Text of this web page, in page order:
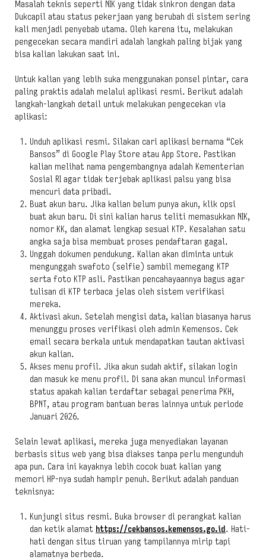
Masalah teknis seperti NIK yang tidak sinkron dengan data
Dukcapil atau status pekerjaan yang berubah di sistem sering
kali menjadi penyebab utama. Oleh karena itu, melakukan
pengecekan secara mandiri adalah langkah paling bijak yang
bisa kalian lakukan saat ini.
Untuk kalian yang lebih suka menggunakan ponsel pintar, cara
paling praktis adalah melalui aplikasi resmi. Berikut adalah
langkah-langkah detail untuk melakukan pengecekan via
aplikasi:
Unduh aplikasi resmi. Silakan cari aplikasi bernama “Cek
Bansos” di Google Play Store atau App Store. Pastikan
kalian melihat nama pengembangnya adalah Kementerian
Sosial RI agar tidak terjebak aplikasi palsu yang bisa
mencuri data pribadi.
Buat akun baru. Jika kalian belum punya akun, klik opsi
buat akun baru. Di sini kalian harus teliti memasukkan NIK,
nomor KK, dan alamat lengkap sesuai KTP. Kesalahan satu
angka saja bisa membuat proses pendaftaran gagal.
Unggah dokumen pendukung. Kalian akan diminta untuk
mengunggah swafoto (selfie) sambil memegang KTP
serta foto KTP asli. Pastikan pencahayaannya bagus agar
tulisan di KTP terbaca jelas oleh sistem verifikasi
mereka.
Aktivasi akun. Setelah mengisi data, kalian biasanya harus
menunggu proses verifikasi oleh admin Kemensos. Cek
email secara berkala untuk mendapatkan tautan aktivasi
akun kalian.
Akses menu profil. Jika akun sudah aktif, silakan login
dan masuk ke menu profil. Di sana akan muncul informasi
status apakah kalian terdaftar sebagai penerima PKH,
BPNT, atau program bantuan beras lainnya untuk periode
Januari 2026.
Selain lewat aplikasi, mereka juga menyediakan layanan
berbasis situs web yang bisa diakses tanpa perlu mengunduh
apa pun. Cara ini kayaknya lebih cocok buat kalian yang
memori HP-nya sudah hampir penuh. Berikut adalah panduan
teknisnya:
Kunjungi situs resmi. Buka browser di perangkat kalian
dan ketik alamat https://cekbansos.kemensos.go.id. Hati-
hati dengan situs tiruan yang tampilannya mirip tapi
alamatnya berbeda.